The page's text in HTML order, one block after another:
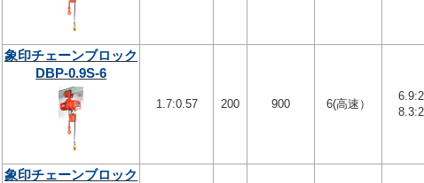
象印チェーンブロック
DBP-0.9S-6
1.7:0.57 200 900 6(高速）
象印チェーンブロック